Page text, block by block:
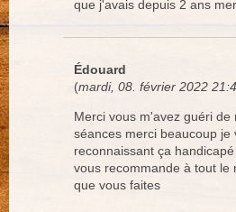
que j'avais depuis 2 ans
Édouard
(mardi, 08. février 2022
Merci vous m'avez guéri de
séances merci beaucoup je
reconnaissant ça
vous recommande à tout le
que vous faites